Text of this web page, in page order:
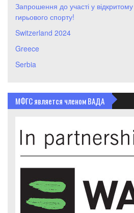
Запрошення до участі у
гирьового спорту!
Switzerland 2024
Greece
Serbia
МФГС является членом ВАДА